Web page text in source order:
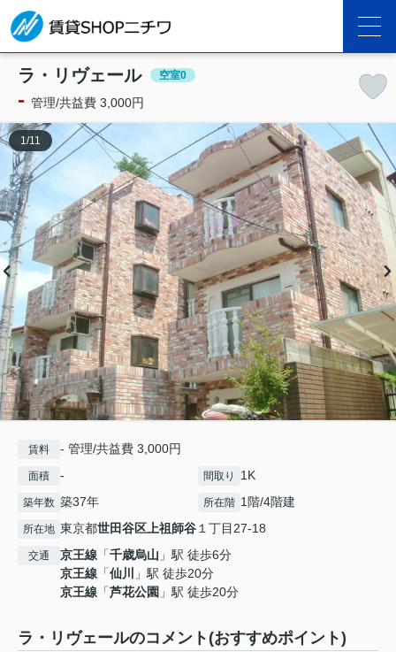
ラ・リヴェール 空室0
- 管理/共益費 3,000円
1/11
賃料 - 管理/共益費 3,000円
面積 - 間取り 1K
築年数 築37年 所在階 1階/4階建
所在地 東京都世田谷区 上祖師谷 １丁目27-18
交通 京王線 「千歳烏山 」駅 徒歩6分
京王線 「仙川
」駅 徒歩20分
京王線 「芦花公園 」駅 徒歩20分
ラ・リヴェールのコメント(おすすめポイント)